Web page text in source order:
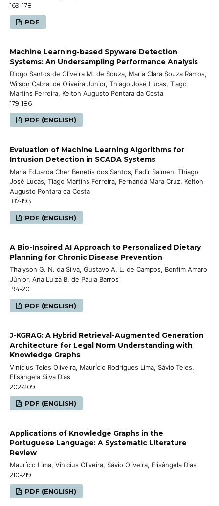
169-178
PDF
Machine Learning-based Spyware Detection
Systems: An Undersampling Performance Analysis
Diogo Santos de Oliveira M. de Souza, Maria Clara Souza Ramos,
Wilson Cabral de Oliveira Junior, Thiago José Lucas, Tiago
Martins Ferreira, Kelton Augusto Pontara da Costa
179-186
PDF (ENGLISH)
Evaluation of Machine Learning Algorithms for
Intrusion Detection in SCADA Systems
Maria Eduarda Cher Benetis dos Santos, Fadir Salmen, Thiago
José Lucas, Tiago Martins Ferreira, Fernanda Mara Cruz, Kelton
Augusto Pontara da Costa
187-193
PDF (ENGLISH)
A Bio-Inspired AI Approach to Personalized Dietary
Planning for Chronic Disease Prevention
Thalyson G. N. da Silva, Gustavo A. L. de Campos, Bonfim Amaro
Júnior, Ana Luiza B. de Paula Barros
194-201
PDF (ENGLISH)
J-KGRAG: A Hybrid Retrieval-Augmented Generation
Architecture for Legal Norm Understanding with
Knowledge Graphs
Vinícius Teles Oliveira, Maurício Rodrigues Lima, Sávio Teles,
Elisângela Silva Dias
202-209
PDF (ENGLISH)
Applications of Knowledge Graphs in the
Portuguese Language: A Systematic Literature
Review
Maurício Lima, Vinícius Oliveira, Sávio Oliveira, Elisângela Dias
210-219
PDF (ENGLISH)